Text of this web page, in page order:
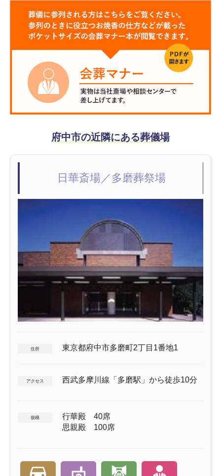
府中市の近隣にある葬儀場
日華斎場／多磨葬祭場
住所 東京都府中市多磨町2丁目1番地1
アクセス 西武多摩川線「多磨駅」から徒歩10分
規模
行華殿 40席
思親殿 100席